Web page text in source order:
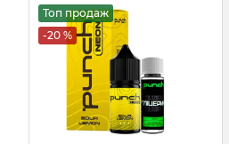
Топ продаж
-20 %